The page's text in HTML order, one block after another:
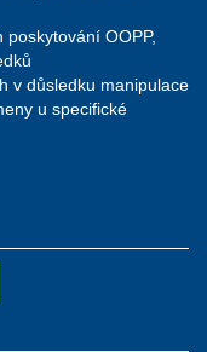
OOPP,
v důsledku manipulace
u specifické